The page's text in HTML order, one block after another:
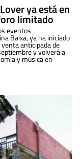
ya está en
limitado
eventos
Baixa, ya ha iniciado
anticipada de
y volverá a
y música en